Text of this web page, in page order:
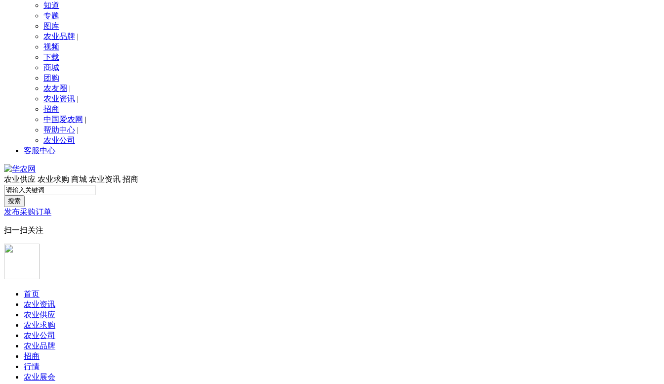
知道 |
专题 |
图库 |
农业品牌 |
视频 |
下载 |
商城 |
团购 |
农友圈 |
农业资讯 |
招商 |
中国爱农网 |
帮助中心 |
农业公司
客服中心
农业供应 农业求购 商城 农业资讯 招商
搜索
发布采购订单
扫一扫关注
首页
农业资讯
农业供应
农业求购
农业公司
农业品牌
招商
行情
农业展会